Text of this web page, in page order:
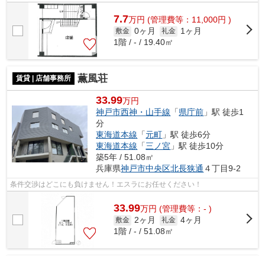
用可能な物件です☆歩いて11分ほどで駅に...
7.7万円 (管理費等：11,000円 )
敷金 0ヶ月 礼金
1ヶ月
1階 / - / 19.40㎡
賃貸 | 店舗事務所 薫風荘
33.99万円
神戸市西神・山手線 「県庁前 」駅 徒歩1
分
東海道本線 「元町 」駅 徒歩6分
東海道本線 「三ノ宮 」駅 徒歩10分
築5年 / 51.08㎡
兵庫県神戸市中央区北長狭通 ４丁目9-2
条件交渉はどこにも負けません！エスラにお任せください！
33.99万円 (管理費等：- )
敷金 2ヶ月 礼金 4ヶ月
1階 / - / 51.08㎡